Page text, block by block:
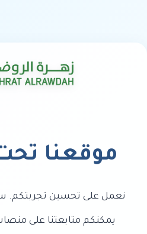
موقعنا
نعمل على تحسين تجربتكم.
يمكنكم متابعتنا على